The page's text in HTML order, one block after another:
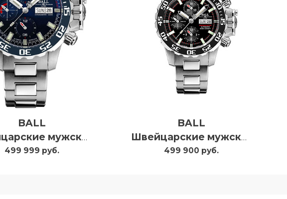
BALL
Швейцарские мужские часы с автоподзаводом Ball Engineer Hydrocarbon Nedu DC3226A-S3C-BE
499 999 руб.
BALL
Швейцарские мужские часы с автоподзаводом Ball Engineer Hydrocarbon Nedu DC3226A-S4C-BK
499 900 руб.